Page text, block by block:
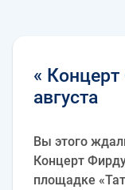
«
августа
Вы этого
Концерт
площадке